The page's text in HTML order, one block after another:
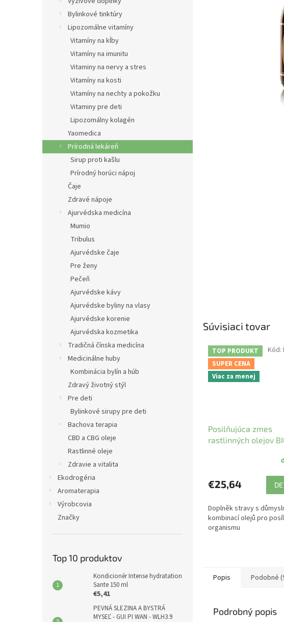
Bylinkové tinktúry
Lipozomálne vitamíny
Vitamíny na kĺby
Vitamíny na imunitu
Vitaminy na nervy a stres
Vitamíny na kosti
Vitamíny na nechty a pokožku
Vitaminy pre deti
Lipozomálny kolagén
Yaomedica
Prírodná lekáreň
Sirup proti kašlu
Prírodný horúci nápoj
Čaje
Zdravé nápoje
Ajurvédska medicína
Mumio
Tribulus
Ajurvédske čaje
Pre ženy
Pečeň
Ajurvédske kávy
Ajurvédske byliny na vlasy
Ajurvédske korenie
Ajurvédska kozmetika
Tradičná čínska medicína
Medicinálne huby
Kombinácia bylín a húb
Zdravý životný stýl
Pre deti
Bylinkové sirupy pre deti
Bachova terapia
CBD a CBG oleje
Rastlinné oleje
Zdravie a vitalita
Ekodrogéria
Aromaterapia
Výrobcovia
Značky
Top 10 produktov
Kondicionér Intense hydratation
Sante 150 ml
€5,41
PEVNÁ SLEZINA A BYSTRÁ
MYSEĽ - GUI PI WAN - WLH3.9
Súvisiaci tovar
TOP PRODUKT
SUPER CENA
Viac za menej
Posilňujúca zmes
rastlinných olejov
€25,64
Doplněk stravy s
kombinací olejů pro
organismu
Kód:
Popis Podobné
Podrobný popis